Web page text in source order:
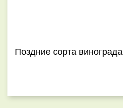
Поздние сорта винограда